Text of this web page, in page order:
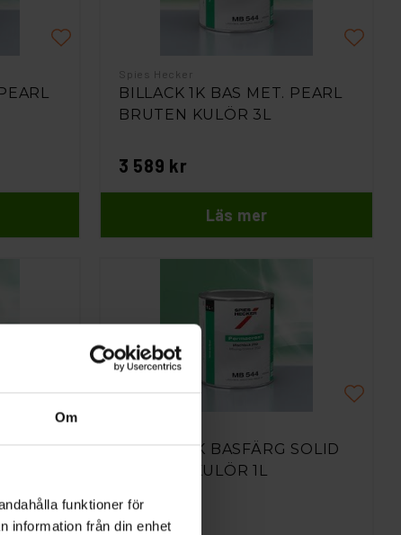
Om
funktioner för
information från din enhet
Spies Hecker
BILLACK 1K BAS MET. PEARL
BRUTEN KULÖR 3L
3 589 kr
Läs mer
BILLACK 1K BASFÄRG SOLID
BRUTEN KULÖR 1L
1 182 kr